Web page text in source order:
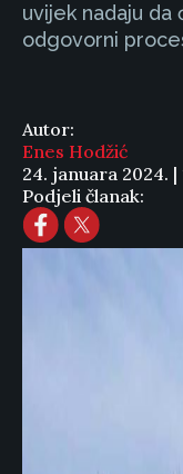
uvijek nadaju
odgovorni
Autor:
Enes Hodžić
24. januara 2024. |
Podjeli članak: